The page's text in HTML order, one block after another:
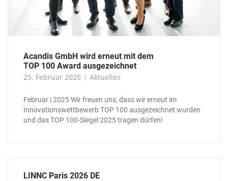
Acandis GmbH wird erneut mit dem
TOP 100 Award ausgezeichnet
25. Februar 2025
Aktuelles
Februar | 2025 Wir freuen uns, dass wir erneut im
Innovationswettbewerb TOP 100 ausgezeichnet wurden
und das TOP 100-Siegel 2025 tragen dürfen!
LINNC Paris 2026 DE